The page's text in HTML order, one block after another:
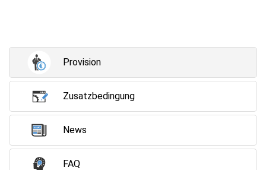
Provision
Zusatzbedingung
News
FAQ